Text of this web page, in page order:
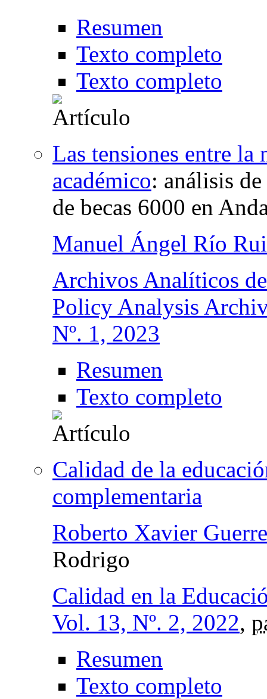
Resumen
Texto completo
Texto completo
Las tensiones entre la
académico: análisis
de becas 6000 en
Manuel Ángel Río
Archivos Analíticos
Policy Analysis
Nº. 1, 2023
Resumen
Texto completo
Calidad de la
complementaria
Roberto Xavier
Rodrigo
Calidad en la
Vol. 13, Nº. 2, 2022,
Resumen
Texto completo